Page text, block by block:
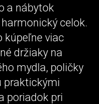
a nábytok
celok.
kúpeľne viac
držiaky na
mydla, poličky
praktickými
poriadok pri